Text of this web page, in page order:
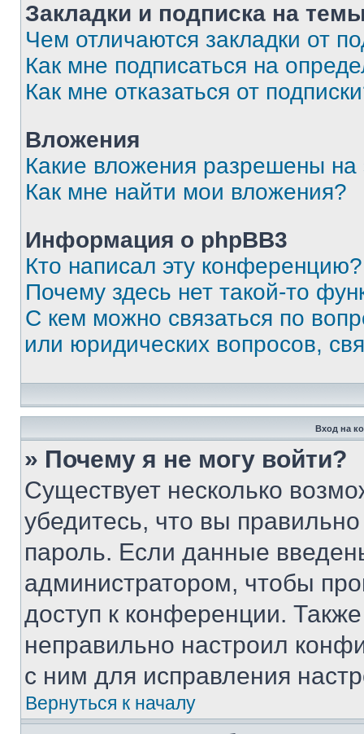
Закладки и подписка на
Чем отличаются закладки от
Как мне подписаться на
Как мне отказаться от
Вложения
Какие вложения разрешены
Как мне найти мои вложения?
Информация о phpBB3
Кто написал эту конференцию?
Почему здесь нет такой-то
С кем можно связаться по
или юридических вопросов,
Вход на
» Почему я не могу войти?
Существует несколько
убедитесь, что вы
пароль. Если данные
администратором, чтобы
доступ к конференции.
неправильно настроил
с ним для исправления
Вернуться к началу